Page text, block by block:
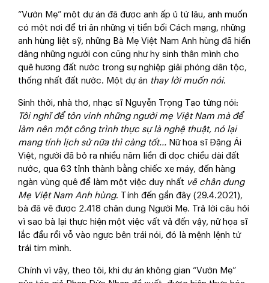
“Vườn Mẹ” một dự án đã được anh ấp ủ từ lâu, anh muốn
có một nơi để tri ân những vị tiền bối Cách mạng, những
anh hùng liệt sỹ, những Bà Mẹ Việt Nam Anh hùng đã hiến
dâng những người con cũng như hy sinh thân mình cho
quê hương đất nước trong sự nghiệp giải phóng dân tộc,
thống nhất đất nước. Một dự án thay lời muốn nói.
Sinh thời, nhà thơ, nhạc sĩ Nguyễn Trọng Tạo từng nói:
Tôi nghĩ để tôn vinh những người mẹ Việt Nam mà để
làm nên một công trình thực sự là nghệ thuật, nó lại
mang tính lịch sử nữa thì càng tốt... Nữ họa sĩ Đặng Ái
Việt, người đã bỏ ra nhiều năm liền đi dọc chiều dài đất
nước, qua 63 tỉnh thành bằng chiếc xe máy, đến hàng
ngàn vùng quê để làm một việc duy nhất vẽ chân dung
Mẹ Việt Nam Anh hùng. Tính đến gần đây (29.4.2021),
bà đã vẽ được 2.418 chân dung Người Mẹ. Trả lời câu hỏi
vì sao bà lại thực hiện một việc vất vả đến vậy, nữ họa sĩ
lắc đầu rồi vỗ vào ngực bên trái nói, đó là mệnh lệnh từ
trái tim mình.
Chính vì vậy, theo tôi, khi dự án không gian “Vườn Mẹ”